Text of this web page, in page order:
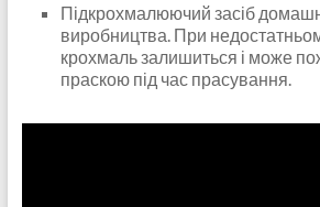
Підкрохмалюючий засіб
виробництва. При
крохмаль залишиться і може
праскою під час прасування.